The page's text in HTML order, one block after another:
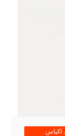
اكياس